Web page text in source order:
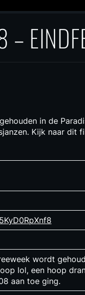
in de
Kijk naar dit
wordt
lol, een hoop
aan toe ging.